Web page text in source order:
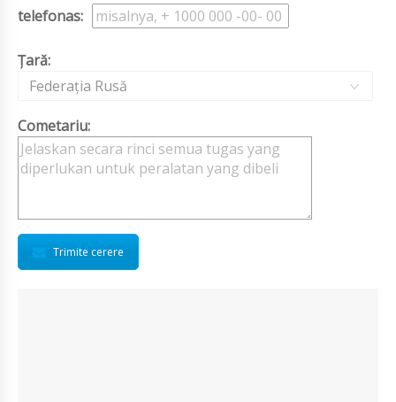
telefonas:
Țară:
Federația Rusă
Cometariu:
Trimite cerere